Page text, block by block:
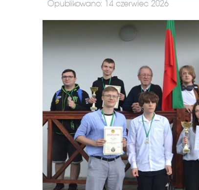
Opublikowano: 14 czerwiec 2026